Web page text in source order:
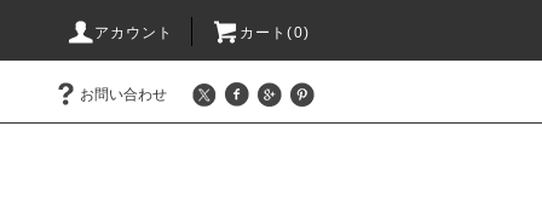
アカウント カート(0)
お問い合わせ